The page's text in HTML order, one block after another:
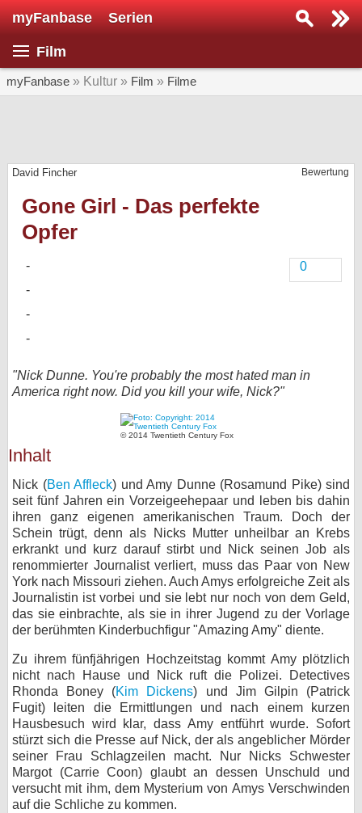
myFanbase Serien
Film
myFanbase » Kultur » Film » Filme
Bewertung
David Fincher
Gone Girl - Das perfekte
Opfer
0
"Nick Dunne. You're probably the most hated man in
America right now. Did you kill your wife, Nick?"
© 2014 Twentieth Century Fox
Inhalt
Nick (Ben Affleck) und Amy Dunne (Rosamund Pike) sind
seit fünf Jahren ein Vorzeigeehepaar und leben bis dahin
ihren ganz eigenen amerikanischen Traum. Doch der
Schein trügt, denn als Nicks Mutter unheilbar an Krebs
erkrankt und kurz darauf stirbt und Nick seinen Job als
renommierter Journalist verliert, muss das Paar von New
York nach Missouri ziehen. Auch Amys erfolgreiche Zeit als
Journalistin ist vorbei und sie lebt nur noch von dem Geld,
das sie einbrachte, als sie in ihrer Jugend zu der Vorlage
der berühmten Kinderbuchfigur "Amazing Amy" diente.
Zu ihrem fünfjährigen Hochzeitstag kommt Amy plötzlich
nicht nach Hause und Nick ruft die Polizei. Detectives
Rhonda Boney (Kim Dickens) und Jim Gilpin (Patrick
Fugit) leiten die Ermittlungen und nach einem kurzen
Hausbesuch wird klar, dass Amy entführt wurde. Sofort
stürzt sich die Presse auf Nick, der als angeblicher Mörder
seiner Frau Schlagzeilen macht. Nur Nicks Schwester
Margot (Carrie Coon) glaubt an dessen Unschuld und
versucht mit ihm, dem Mysterium von Amys Verschwinden
auf die Schliche zu kommen.
Serie suchen...
SERIEN
Veranstaltungen
bei X
bei Facebook
Nutzungsbedingungen
Datenschutz
Cookie-Einstellungen
Impressum
Desktop-Ansicht
myFanbase